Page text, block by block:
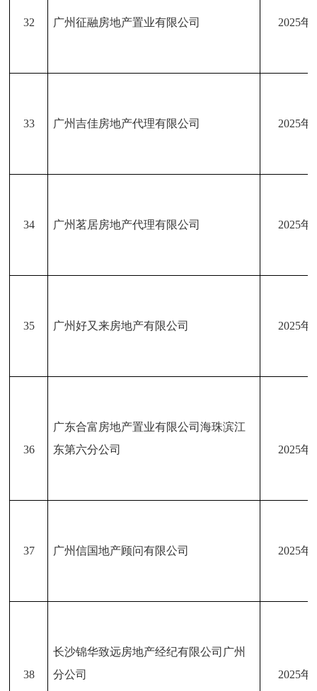
32 广州征融房地产置业有限公司 2025年
33 广州吉佳房地产代理有限公司 2025年
34 广州茗居房地产代理有限公司 2025年
35 广州好又来房地产有限公司 2025年
36
广东合富房地产置业有限公司海珠滨江
东第六分公司
2025年
37 广州信国地产顾问有限公司 2025年
38
长沙锦华致远房地产经纪有限公司广州
分公司
2025年